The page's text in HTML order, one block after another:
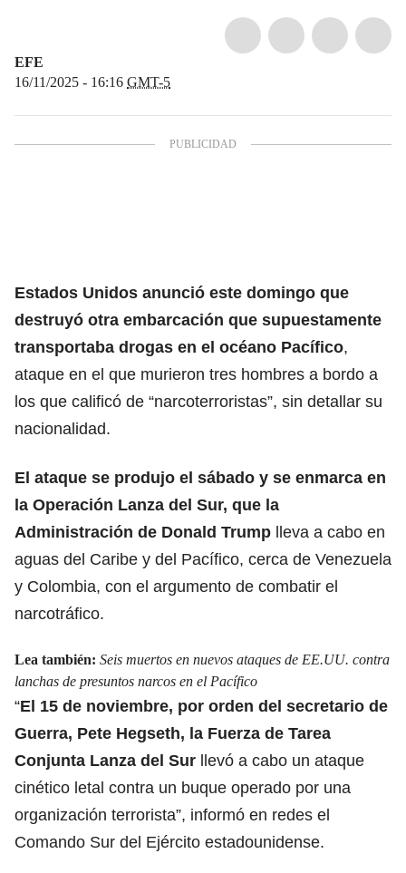
EFE
16/11/2025 - 16:16 GMT-5
Estados Unidos anunció este domingo que
destruyó otra embarcación que supuestamente
transportaba drogas en el océano Pacífico,
ataque en el que murieron tres hombres a bordo a
los que calificó de “narcoterroristas”, sin detallar su
nacionalidad.
El ataque se produjo el sábado y se enmarca en
la Operación Lanza del Sur, que la
Administración de Donald Trump lleva a cabo en
aguas del Caribe y del Pacífico, cerca de Venezuela
y Colombia, con el argumento de combatir el
narcotráfico.
Lea también: Seis muertos en nuevos ataques de EE.UU. contra
lanchas de presuntos narcos en el Pacífico
“El 15 de noviembre, por orden del secretario de
Guerra, Pete Hegseth, la Fuerza de Tarea
Conjunta Lanza del Sur llevó a cabo un ataque
cinético letal contra un buque operado por una
organización terrorista”, informó en redes el
Comando Sur del Ejército estadounidense.